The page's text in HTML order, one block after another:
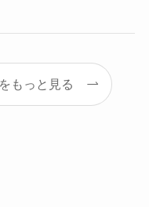
もっと見る